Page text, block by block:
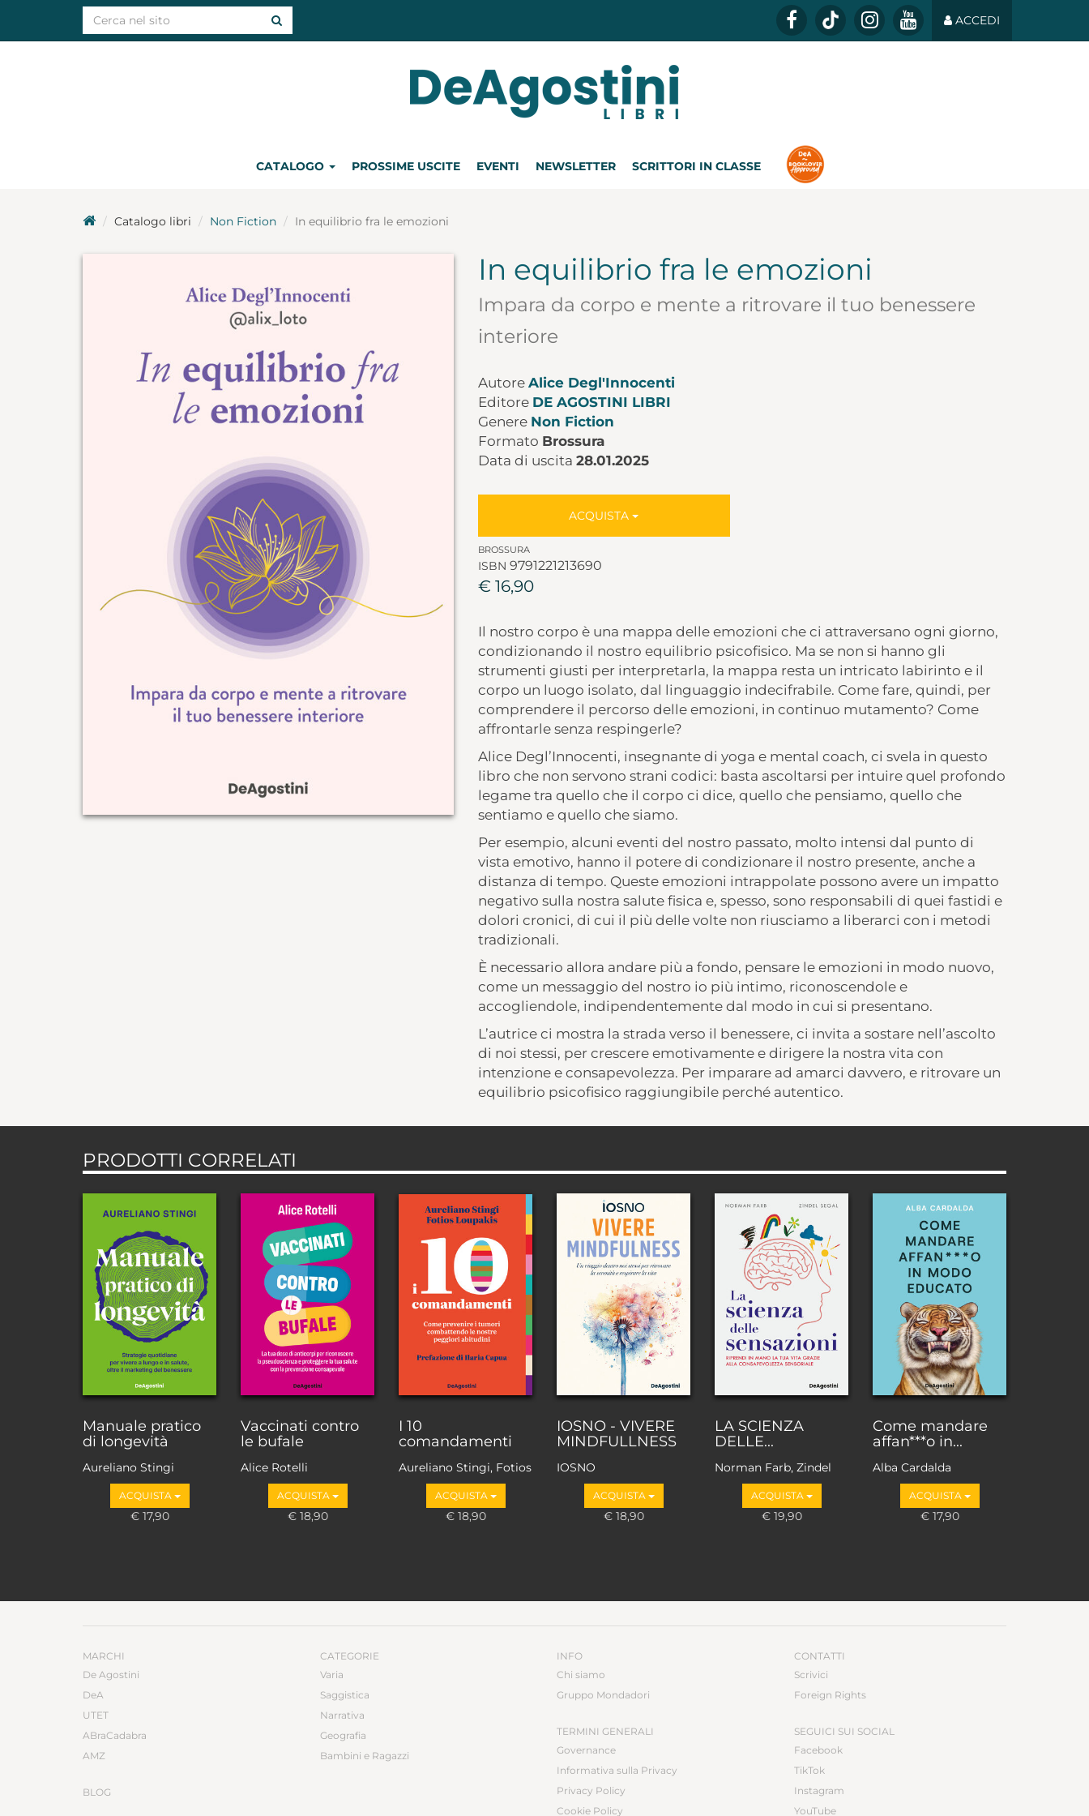
ACCEDI
CATALOGO PROSSIME USCITE EVENTI NEWSLETTER SCRITTORI IN CLASSE
Catalogo libri Non Fiction In equilibrio fra le emozioni
In equilibrio fra le emozioni
Impara da corpo e mente a ritrovare il tuo benessere
interiore
Autore Alice Degl'Innocenti
Editore DE AGOSTINI LIBRI
Genere Non Fiction
Formato Brossura
Data di uscita 28.01.2025
ACQUISTA
BROSSURA
ISBN 9791221213690
€ 16,90
Il nostro corpo è una mappa delle emozioni che ci attraversano ogni giorno,
condizionando il nostro equilibrio psicofisico. Ma se non si hanno gli
strumenti giusti per interpretarla, la mappa resta un intricato labirinto e il
corpo un luogo isolato, dal linguaggio indecifrabile. Come fare, quindi, per
comprendere il percorso delle emozioni, in continuo mutamento? Come
affrontarle senza respingerle?
Alice Degl’Innocenti, insegnante di yoga e mental coach, ci svela in questo
libro che non servono strani codici: basta ascoltarsi per intuire quel profondo
legame tra quello che il corpo ci dice, quello che pensiamo, quello che
sentiamo e quello che siamo.
Per esempio, alcuni eventi del nostro passato, molto intensi dal punto di
vista emotivo, hanno il potere di condizionare il nostro presente, anche a
distanza di tempo. Queste emozioni intrappolate possono avere un impatto
negativo sulla nostra salute fisica e, spesso, sono responsabili di quei fastidi e
dolori cronici, di cui il più delle volte non riusciamo a liberarci con i metodi
tradizionali.
È necessario allora andare più a fondo, pensare le emozioni in modo nuovo,
come un messaggio del nostro io più intimo, riconoscendole e
accogliendole, indipendentemente dal modo in cui si presentano.
L’autrice ci mostra la strada verso il benessere, ci invita a sostare nell’ascolto
di noi stessi, per crescere emotivamente e dirigere la nostra vita con
intenzione e consapevolezza. Per imparare ad amarci davvero, e ritrovare un
equilibrio psicofisico raggiungibile perché autentico.
PRODOTTI CORRELATI
Manuale pratico
di longevità
Aureliano Stingi
ACQUISTA
€ 17,90
Vaccinati contro
le bufale
Alice Rotelli
ACQUISTA
€ 18,90
I 10
comandamenti
Aureliano Stingi, Fotios
Loupakis
ACQUISTA
€ 18,90
IOSNO - VIVERE
MINDFULLNESS
IOSNO
ACQUISTA
€ 18,90
LA SCIENZA
DELLE...
Norman Farb, Zindel
Segal
ACQUISTA
€ 19,90
Come mandare
affan***o in...
Alba Cardalda
ACQUISTA
€ 17,90
MARCHI
De Agostini
DeA
UTET
ABraCadabra
AMZ
BLOG
CATEGORIE
Varia
Saggistica
Narrativa
Geografia
Bambini e Ragazzi
INFO
Chi siamo
Gruppo Mondadori
TERMINI GENERALI
Governance
Informativa sulla Privacy
Privacy Policy
Cookie Policy
CONTATTI
Scrivici
Foreign Rights
SEGUICI SUI SOCIAL
Facebook
TikTok
Instagram
YouTube